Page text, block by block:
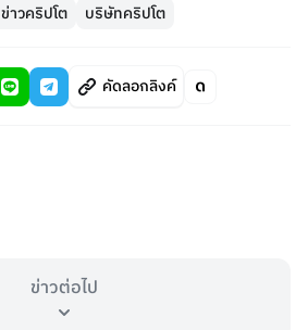
ข่าวคริปโต บริษัทคริปโต
คัดลอกลิงค์
ข่าวต่อไป